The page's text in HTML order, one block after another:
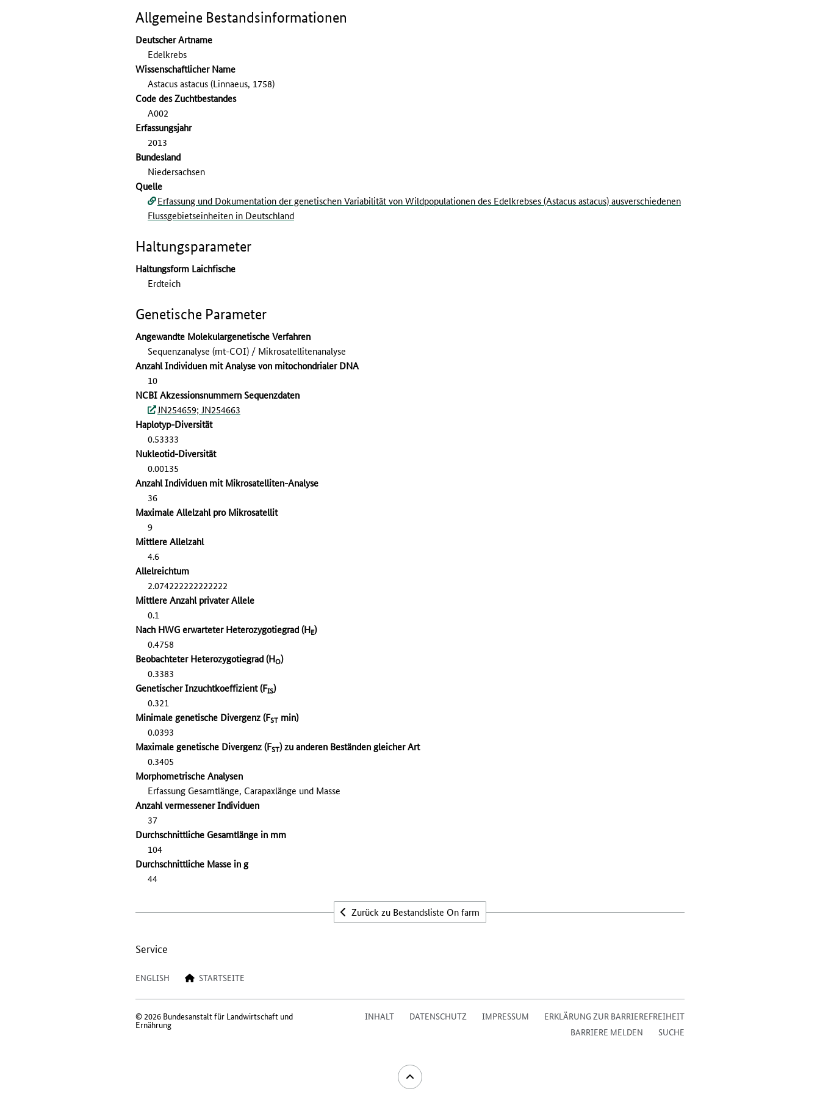
Allgemeine Bestandsinformationen
Deutscher Artname
Edelkrebs
Wissenschaftlicher Name
Astacus astacus (Linnaeus, 1758)
Code des Zuchtbestandes
A002
Erfassungs­jahr
2013
Bundesland
Niedersachsen
Quelle
Erfassung und Dokumentation der genetischen Variabilität von Wildpopulationen des Edelkrebses (Astacus astacus) ausverschiedenen
Flussgebietseinheiten in Deutschland
Haltungsparameter
Haltungsform Laichfische
Erdteich
Genetische Parameter
Angewandte Molekulargenetische Verfahren
Sequenzanalyse (mt-COI) / Mikrosatellitenanalyse
Anzahl Individuen mit Analyse von mitochondrialer DNA
10
NCBI Akzessionsnummern Sequenzdaten
JN254659; JN254663
Haplotyp-Diversität
0.53333
Nukleotid-Diversität
0.00135
Anzahl Individuen mit Mikrosatelliten-Analyse
36
Maximale Allelzahl pro Mikrosatellit
9
Mittlere Allelzahl
4.6
Allelreichtum
2.074222222222222
Mittlere Anzahl privater Allele
0.1
Nach HWG erwarteter Heterozygotiegrad (HE)
0.4758
Beobachteter Heterozygotiegrad (HO)
0.3383
Genetischer Inzuchtkoeffizient (FIS)
0.321
Minimale genetische Divergenz (FST min)
0.0393
Maximale genetische Divergenz (FST) zu anderen Beständen gleicher Art
0.3405
Morphometrische Analysen
Erfassung Gesamtlänge, Carapaxlänge und Masse
Anzahl vermessener Individuen
37
Durchschnittliche Gesamtlänge in mm
104
Durchschnittliche Masse in g
44
Zurück zu Bestandsliste On farm
Service
ENGLISH STARTSEITE
INHALT DATENSCHUTZ IMPRESSUM
ERKLÄRUNG ZUR BARRIEREFREIHEIT
BARRIERE MELDEN
SUCHE
© 2026 Bundesanstalt für Landwirtschaft und
Ernährung